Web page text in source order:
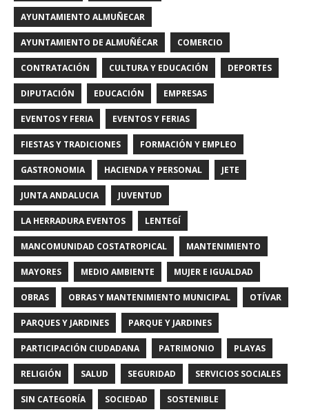
AYUNTAMIENTO ALMUÑECAR
AYUNTAMIENTO DE ALMUÑÉCAR COMERCIO
CONTRATACIÓN CULTURA Y EDUCACIÓN DEPORTES
DIPUTACIÓN EDUCACIÓN EMPRESAS
EVENTOS Y FERIA EVENTOS Y FERIAS
FIESTAS Y TRADICIONES FORMACIÓN Y EMPLEO
GASTRONOMIA HACIENDA Y PERSONAL JETE
JUNTA ANDALUCIA JUVENTUD
LA HERRADURA EVENTOS LENTEGÍ
MANCOMUNIDAD COSTATROPICAL MANTENIMIENTO
MAYORES MEDIO AMBIENTE MUJER E IGUALDAD
OBRAS OBRAS Y MANTENIMIENTO MUNICIPAL OTÍVAR
PARQUES Y JARDINES PARQUE Y JARDINES
PARTICIPACIÓN CIUDADANA PATRIMONIO PLAYAS
RELIGIÓN SALUD SEGURIDAD SERVICIOS SOCIALES
SIN CATEGORÍA SOCIEDAD SOSTENIBLE